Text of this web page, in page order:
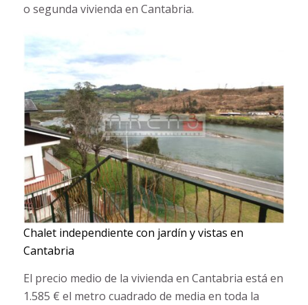
o segunda vivienda en Cantabria.
Chalet independiente con jardín y vistas en
Cantabria
El precio medio de la vivienda en Cantabria está en
1.585 € el metro cuadrado de media en toda la